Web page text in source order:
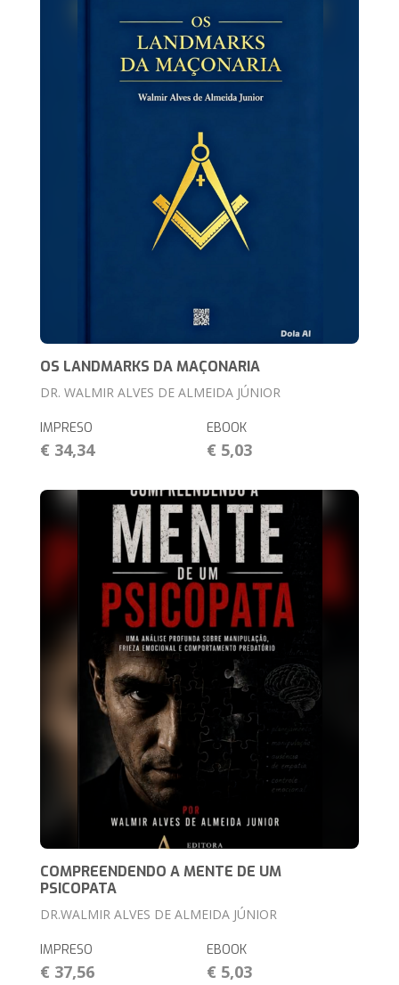
OS LANDMARKS DA MAÇONARIA
DR. WALMIR ALVES DE ALMEIDA JÚNIOR
IMPRESO
€ 34,34
EBOOK
€ 5,03
COMPREENDENDO A MENTE DE UM
PSICOPATA
DR.WALMIR ALVES DE ALMEIDA JÚNIOR
IMPRESO
€ 37,56
EBOOK
€ 5,03